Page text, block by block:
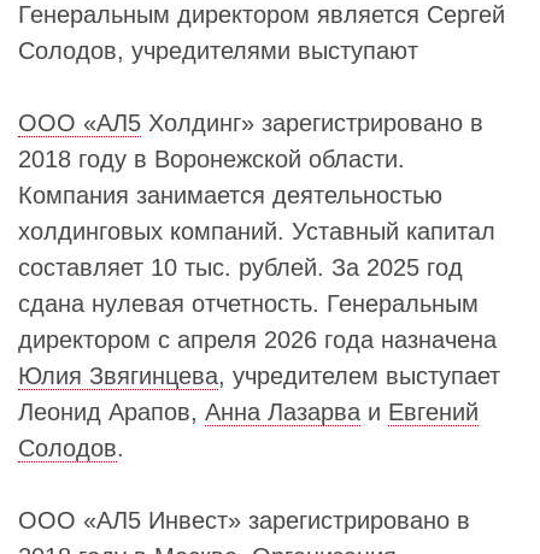
Генеральным директором является Сергей
Солодов, учредителями выступают
ООО «АЛ5 Холдинг» зарегистрировано в
2018 году в Воронежской области.
Компания занимается деятельностью
холдинговых компаний. Уставный капитал
составляет 10 тыс. рублей. За 2025 год
сдана нулевая отчетность. Генеральным
директором с апреля 2026 года назначена
Юлия Звягинцева, учредителем выступает
Леонид Арапов, Анна Лазарва и Евгений
Солодов.
ООО «АЛ5 Инвест» зарегистрировано в